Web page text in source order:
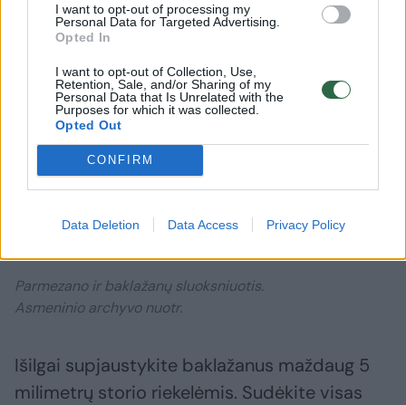
I want to opt-out of processing my
Personal Data for Targeted Advertising.
Opted In
I want to opt-out of Collection, Use,
Retention, Sale, and/or Sharing of my
Personal Data that Is Unrelated with the
Purposes for which it was collected.
Opted Out
CONFIRM
Data Deletion Data Access Privacy Policy
Daugiau nuotraukų (2)
Parmezano ir baklažanų sluoksniuotis.
Asmeninio archyvo nuotr.
Išilgai supjaustykite baklažanus maždaug 5
milimetrų storio riekelėmis. Sudėkite visas